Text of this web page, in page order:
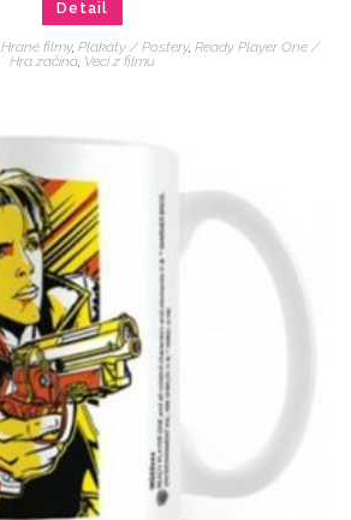
Detail
Hrané filmy, Plakáty / Postery, Ready Player One /
Hra začíná, Veci z filmu